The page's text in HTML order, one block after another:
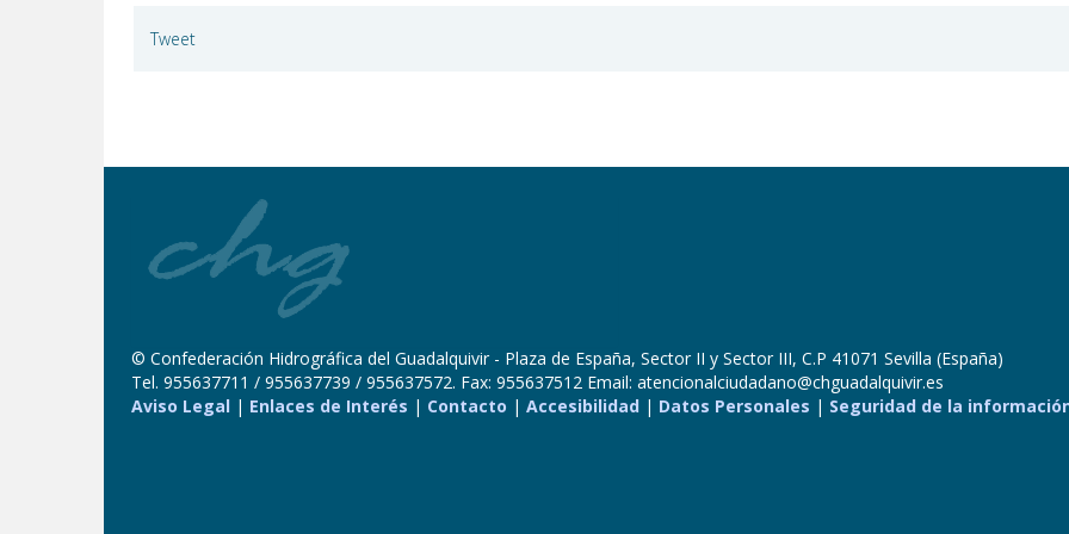
Tweet
© Confederación Hidrográfica del Guadalquivir - Plaza de España, Sector II y Sector III, C.P 41071 Sevilla (España)
Tel. 955637711 / 955637739 / 955637572. Fax: 955637512 Email: atencionalciudadano@chguadalquivir.es
Aviso Legal | Enlaces de Interés | Contacto |Accesibilidad | Datos Personales | Seguridad de la